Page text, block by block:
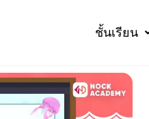
ชั้นเรียน